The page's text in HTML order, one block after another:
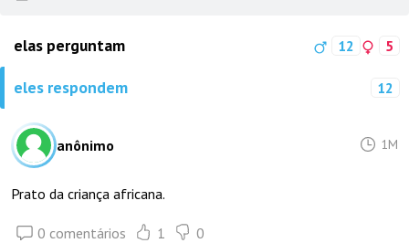
elas perguntam 12 5
eles respondem 12
anônimo 1M
Prato da criança africana.
0 comentários 1 0